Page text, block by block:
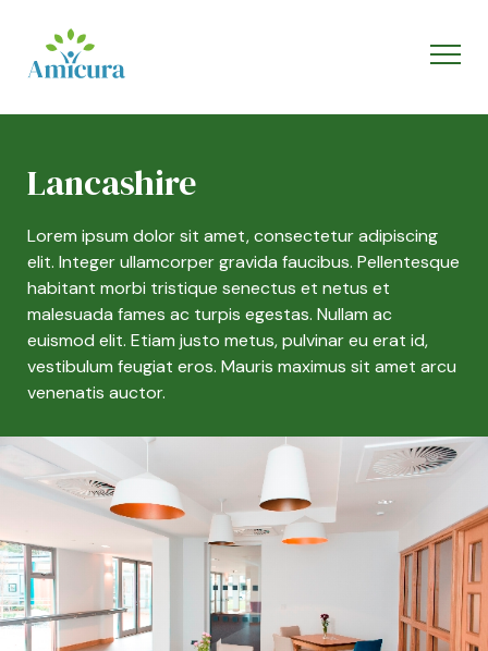
Lancashire
Lorem ipsum dolor sit amet, consectetur adipiscing
elit. Integer ullamcorper gravida faucibus. Pellentesque
habitant morbi tristique senectus et netus et
malesuada fames ac turpis egestas. Nullam ac
euismod elit. Etiam justo metus, pulvinar eu erat id,
vestibulum feugiat eros. Mauris maximus sit amet arcu
venenatis auctor.